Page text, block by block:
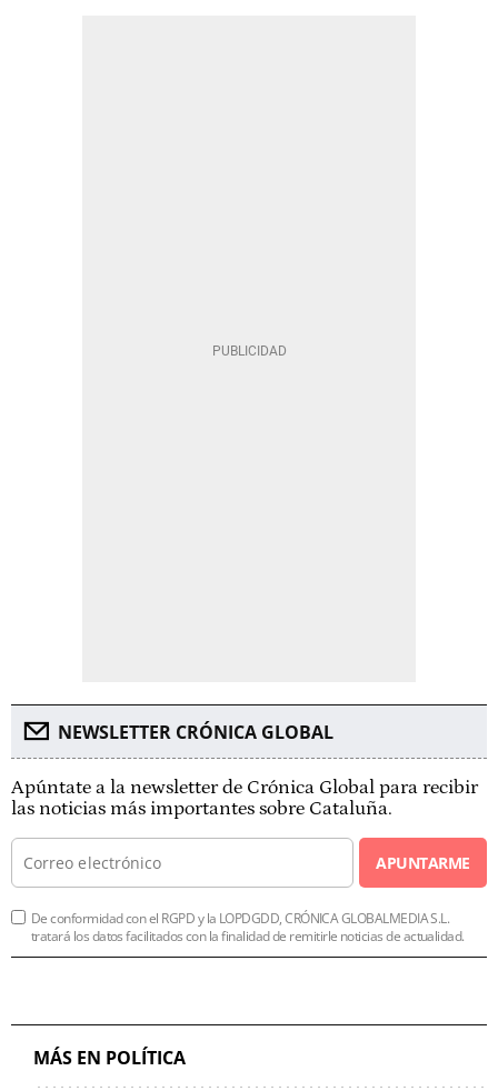
NEWSLETTER CRÓNICA GLOBAL
Apúntate a la newsletter de Crónica Global para recibir
las noticias más importantes sobre Cataluña.
APUNTARME
De conformidad con el RGPD y la LOPDGDD, CRÓNICA GLOBALMEDIA S.L.
tratará los datos facilitados con la finalidad de remitirle noticias de actualidad.
MÁS EN POLÍTICA